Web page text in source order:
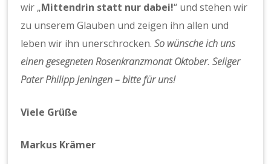
wir „Mittendrin statt nur dabei!“ und stehen wir
zu unserem Glauben und zeigen ihn allen und
leben wir ihn unerschrocken.So wünsche ich uns
einen gesegneten Rosenkranzmonat Oktober. Seliger
Pater Philipp Jeningen – bitte für uns!
Viele Grüße
Markus Krämer